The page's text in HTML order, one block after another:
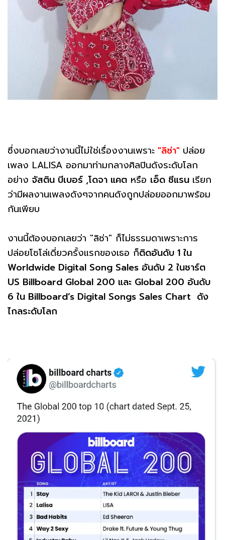
ซึ่งบอกเลยว่างานนี้ไม่ใช่เรื่องงานเพราะ "ลิซ่า" ปล่อย
เพลง LALISA ออกมาท่ามกลางศิลปินดังระดับโลก
อย่าง จัสติน บีเบอร์ ,โดจา แคต หรือ เอ็ด ชีแรน เรียก
ว่ามีผลงานเพลงดังๆจากคนดังถูกปล่อยออกมาพร้อม
กันเพียบ
งานนี้ต้องบอกเลยว่า "ลิซ่า" ก็ไม่ธรรมดาเพราะการ
ปล่อยโซโล่เดี่ยวครั้งแรกของเธอ ก็ติดอันดับ 1 ใน
Worldwide Digital Song Sales อันดับ 2 ในชาร์ต
US Billboard Global 200 และ Global 200 อันดับ
6 ใน Billboard’s Digital Songs Sales Chart ดัง
ไกลระดับโลก